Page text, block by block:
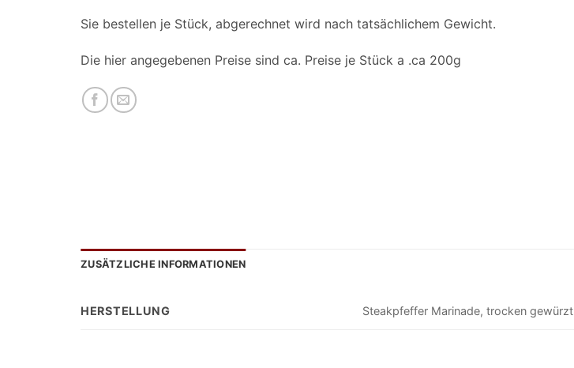
Sie bestellen je Stück, abgerechnet wird nach tatsächlichem Gewicht.
Die hier angegebenen Preise sind ca. Preise je Stück a .ca 200g
ZUSÄTZLICHE INFORMATIONEN
HERSTELLUNG Steakpfeffer Marinade, trocken gewürzt